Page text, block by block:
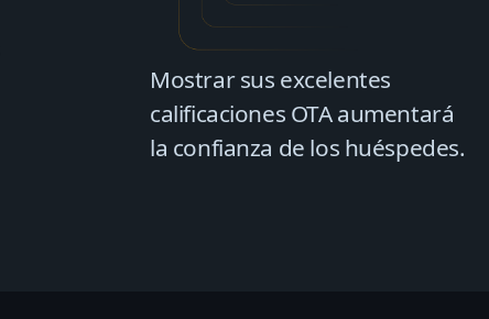
Mostrar sus excelentes
calificaciones OTA aumentará
la confianza de los huéspedes.